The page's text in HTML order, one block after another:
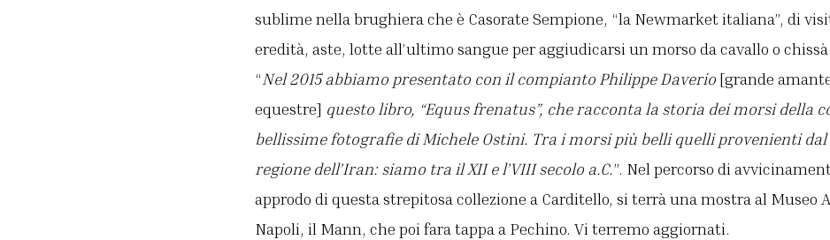
sublime nella brughiera che è Casorate Sempione, “la Newmarket italiana”, di
eredità, aste, lotte all’ultimo sangue per aggiudicarsi un morso da cavallo o
“Nel 2015 abbiamo presentato con il compianto Philippe Daverio [grande
equestre] questo libro, “Equus frenatus”, che racconta la storia dei morsi della
bellissime fotografie di Michele Ostini. Tra i morsi più belli quelli provenienti
regione dell’Iran: siamo tra il XII e l’VIII secolo a.C.”. Nel percorso di
approdo di questa strepitosa collezione a Carditello, si terrà una mostra al Museo
Napoli, il Mann, che poi fara tappa a Pechino. Vi terremo aggiornati.